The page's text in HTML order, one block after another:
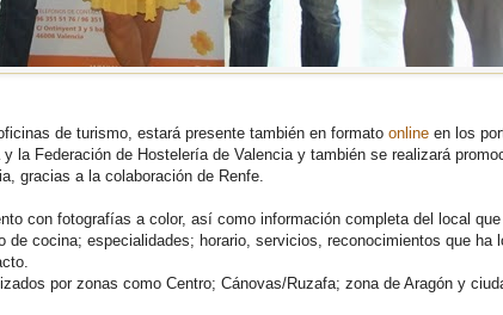
de turismo, estará presente también en formato online en los
la Federación de Hostelería de Valencia y también se realizará
gracias a la colaboración de Renfe.
con fotografías a color, así como información completa del local
cocina; especialidades; horario, servicios, reconocimientos que ha
por zonas como Centro; Cánovas/Ruzafa; zona de Aragón y